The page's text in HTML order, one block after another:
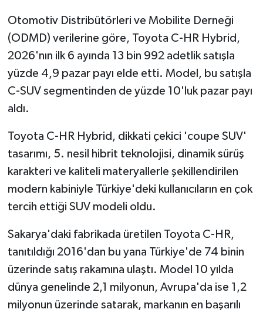
Otomotiv Distribütörleri ve Mobilite Derneği
(ODMD) verilerine göre, Toyota C-HR Hybrid,
2026'nın ilk 6 ayında 13 bin 992 adetlik satışla
yüzde 4,9 pazar payı elde etti. Model, bu satışla
C-SUV segmentinden de yüzde 10'luk pazar payı
aldı.
Toyota C-HR Hybrid, dikkati çekici 'coupe SUV'
tasarımı, 5. nesil hibrit teknolojisi, dinamik sürüş
karakteri ve kaliteli materyallerle şekillendirilen
modern kabiniyle Türkiye'deki kullanıcıların en çok
tercih ettiği SUV modeli oldu.
Sakarya'daki fabrikada üretilen Toyota C-HR,
tanıtıldığı 2016'dan bu yana Türkiye'de 74 binin
üzerinde satış rakamına ulaştı. Model 10 yılda
dünya genelinde 2,1 milyonun, Avrupa'da ise 1,2
milyonun üzerinde satarak, markanın en başarılı